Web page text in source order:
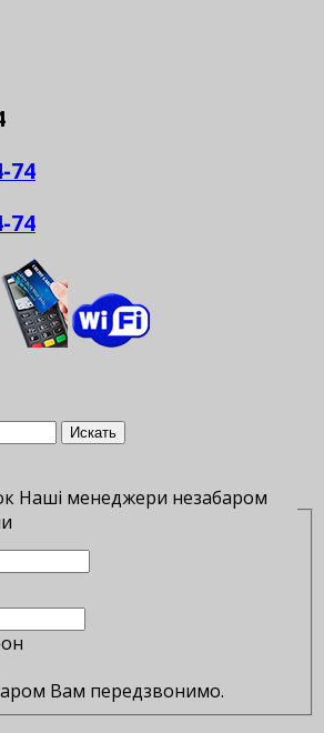
74
74
Искать
Наші менеджери незабаром
Вам передзвонимо.